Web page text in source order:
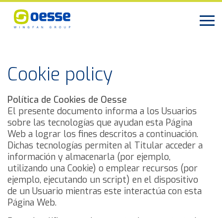
Cookie policy
Política de Cookies de Oesse
El presente documento informa a los Usuarios
sobre las tecnologías que ayudan esta Página
Web a lograr los fines descritos a continuación.
Dichas tecnologías permiten al Titular acceder a
información y almacenarla (por ejemplo,
utilizando una Cookie) o emplear recursos (por
ejemplo, ejecutando un script) en el dispositivo
de un Usuario mientras este interactúa con esta
Página Web.